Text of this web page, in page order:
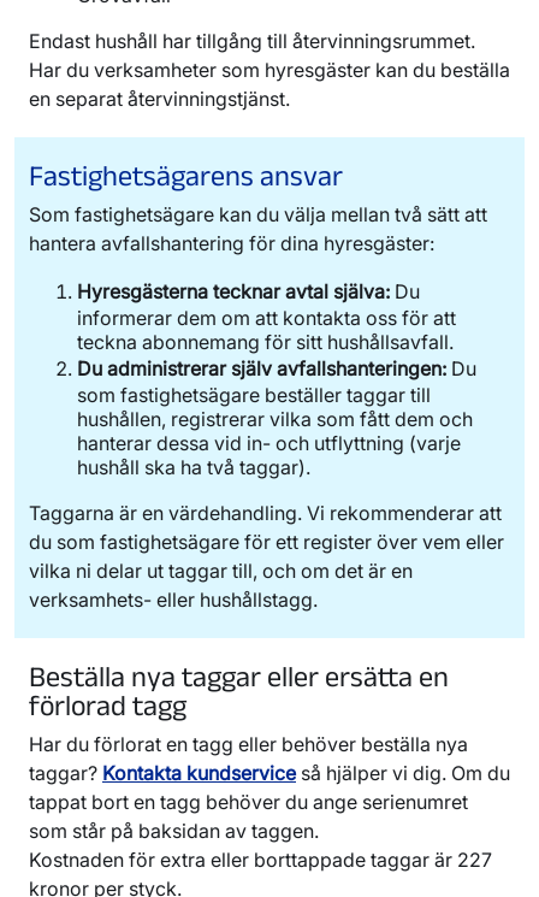
Endast hushåll har tillgång till återvinningsrummet.
Har du verksamheter som hyresgäster kan du beställa
en separat återvinningstjänst.
Fastighetsägarens ansvar
Som fastighetsägare kan du välja mellan två sätt att
hantera avfallshantering för dina hyresgäster:
Hyresgästerna tecknar avtal själva: Du
informerar dem om att kontakta oss för att
teckna abonnemang för sitt hushållsavfall.
Du administrerar själv avfallshanteringen: Du
som fastighetsägare beställer taggar till
hushållen, registrerar vilka som fått dem och
hanterar dessa vid in- och utflyttning (varje
hushåll ska ha två taggar).
Taggarna är en värdehandling. Vi rekommenderar att
du som fastighetsägare för ett register över vem eller
vilka ni delar ut taggar till, och om det är en
verksamhets- eller hushållstagg.
Beställa nya taggar eller ersätta en
förlorad tagg
Har du förlorat en tagg eller behöver beställa nya
taggar? Kontakta kundserviceså hjälper vi dig. Om du
tappat bort en tagg behöver du ange serienumret
som står på baksidan av taggen.
Kostnaden för extra eller borttappade taggar är 227
kronor per styck.